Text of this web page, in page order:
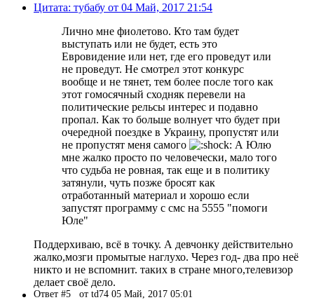
Цитата: тубабу от 04 Май, 2017 21:54
Лично мне фиолетово. Кто там будет
выступать или не будет, есть это
Евровидение или нет, где его проведут или
не проведут. Не смотрел этот конкурс
вообще и не тянет, тем более после того как
этот гомосячный сходняк перевели на
политические рельсы интерес и подавно
пропал. Как то больше волнует что будет при
очередной поездке в Украину, пропустят или
не пропустят меня самого
А Юлю
мне жалко просто по человечески, мало того
что судьба не ровная, так еще и в политику
затянули, чуть позже бросят как
отработанный материал и хорошо если
запустят программу с смс на 5555 "помоги
Юле"
Поддерхиваю, всё в точку. А девчонку действительно
жалко,мозги промытые наглухо. Через год- два про неё
никто и не вспомнит. таких в стране много,телевизор
делает своё дело.
Ответ #5 от td74 05 Май, 2017 05:01